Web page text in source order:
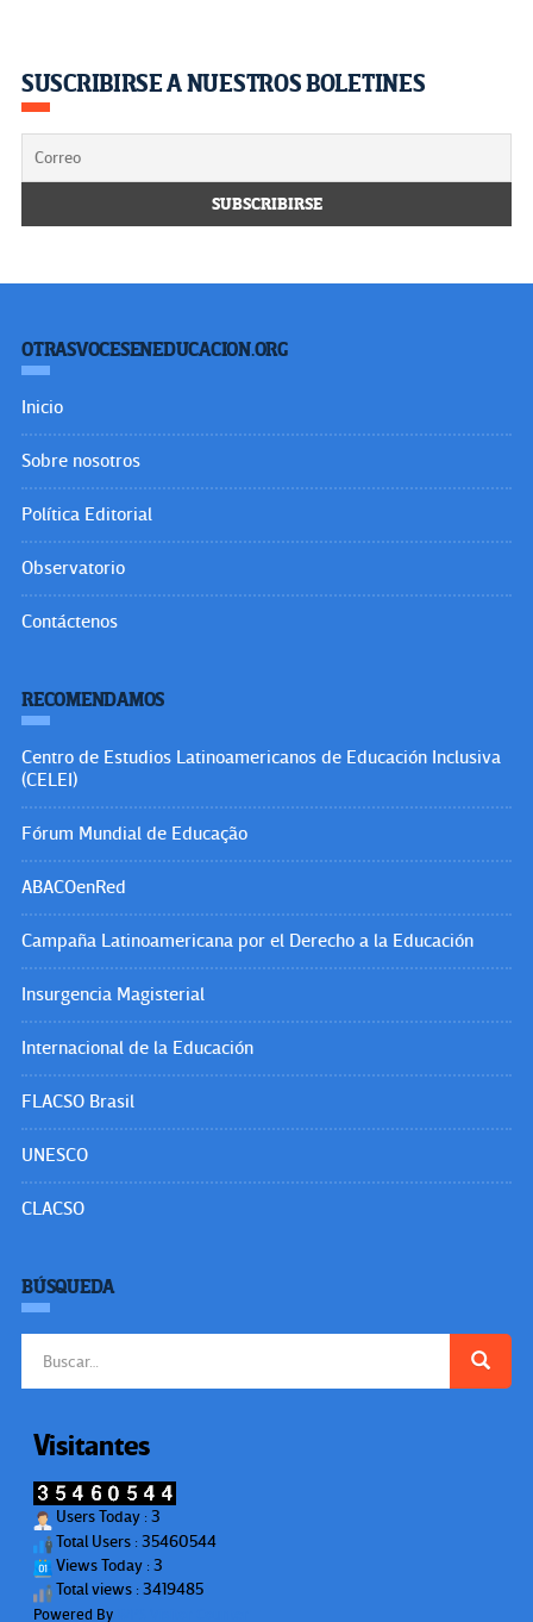
SUSCRIBIRSE A NUESTROS BOLETINES
OTRASVOCESENEDUCACION.ORG
Inicio
Sobre nosotros
Política Editorial
Observatorio
Contáctenos
RECOMENDAMOS
Centro de Estudios Latinoamericanos de Educación Inclusiva
(CELEI)
Fórum Mundial de Educação
ABACOenRed
Campaña Latinoamericana por el Derecho a la Educación
Insurgencia Magisterial
Internacional de la Educación
FLACSO Brasil
UNESCO
CLACSO
BÚSQUEDA
Visitantes
Users Today : 3
Total Users : 35460544
Views Today : 3
Total views : 3419485
Powered By